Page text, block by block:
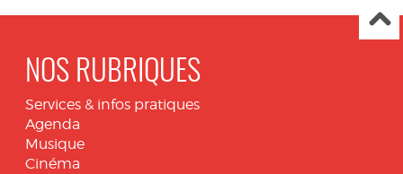
NOS RUBRIQUES
Services & infos pratiques
Agenda
Musique
Cinéma